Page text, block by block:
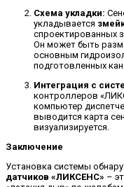
Схема укладки:
укладывается
спроектированных
Он может быть
основным
подготовленных
Интеграция с
контроллеров
компьютер
выводится карта
визуализируется.
Заключение
Установка системы
датчиков «ЛИКСЕНС» –